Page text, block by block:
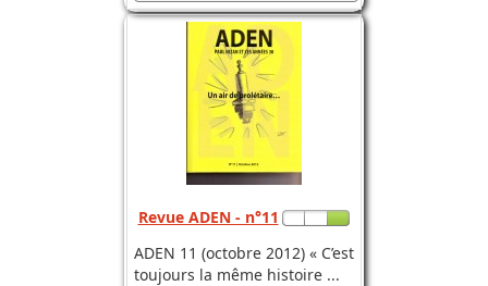
Revue ADEN - n°11
ADEN 11 (octobre 2012) « C’est
toujours la même histoire ...